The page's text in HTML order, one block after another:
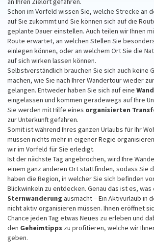
Schon im Vorfeld wissen Sie, welche Strecke an
auf Sie zukommt und Sie können sich auf die
geplante Dauer einstellen. Auch teilen wir Ihnen
Route erwartet, an welchen Stellen Sie
einlegen können, oder an welchem Ort Sie die
auf sich wirken lassen können.
Selbstverständlich brauchen Sie sich auch keine
machen, wie Sie nach Ihrer Wandertour wieder
gelangen. Entweder haben Sie sich auf eine
eingelassen und kommen geradewegs auf Ihre
Sie werden mit Hilfe eines organisierten
zur Unterkunft gefahren.
Somit ist während Ihres ganzen Urlaubs für Ihr
müssen nichts mehr in eigener Regie
wir im Vorfeld für Sie erledigt.
Ist der nächste Tag angebrochen, wird Ihre
einem ganz anderen Ort stattfinden, sodass Sie
haben die Region, in welcher Sie sich befinden
Blickwinkeln zu entdecken. Genau das ist es, was
Sternwanderung ausmacht – Ein Aktivurlaub in
nicht aktiv organisieren müssen. Ihnen eröffnet
Chance jeden Tag etwas Neues zu erleben und
den Geheimtipps zu profitieren, welche wir
geben.